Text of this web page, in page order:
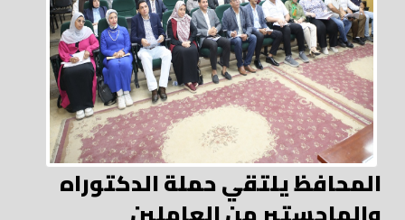
المحافظ يلتقي حملة الدكتوراه